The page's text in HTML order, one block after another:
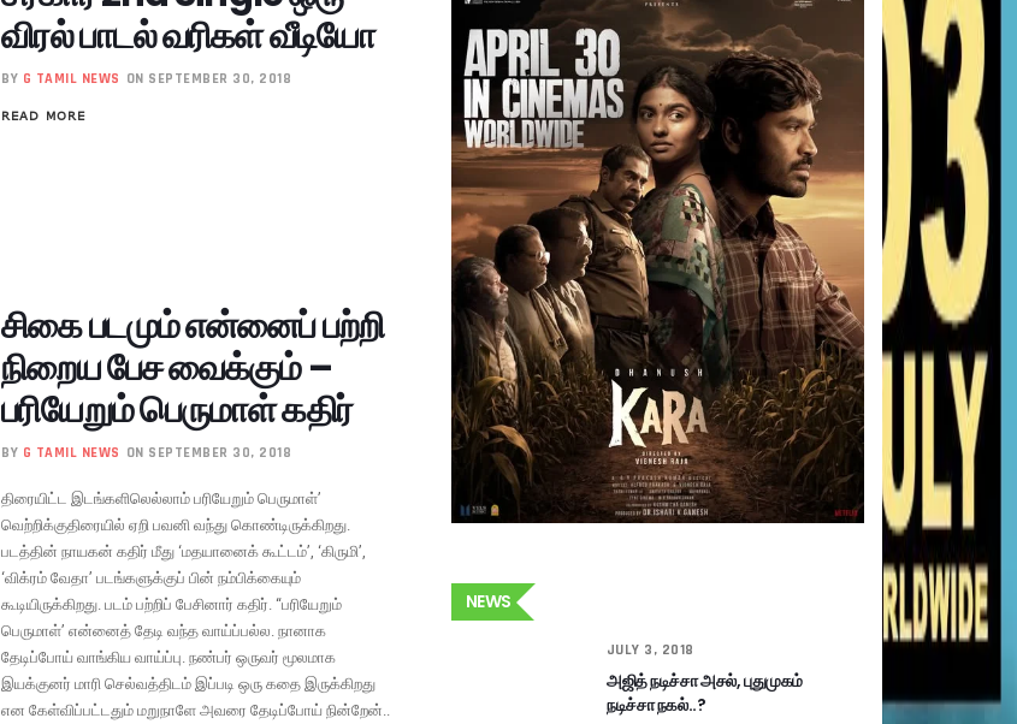
விரல் பாடல் வரிகள் வீடியோ
BY G TAMIL NEWS ON SEPTEMBER 30, 2018
READ MORE
சிகை படமும் என்னைப் பற்றி
நிறைய பேச வைக்கும் –
பரியேறும் பெருமாள் கதிர்
BY G TAMIL NEWS ON SEPTEMBER 30, 2018
திரையிட்ட இடங்களிலெல்லாம் பரியேறும் பெருமாள்’
வெற்றிக்குதிரையில் ஏறி பவனி வந்து கொண்டிருக்கிறது.
படத்தின் நாயகன் கதிர் மீது ‘மதயானைக் கூட்டம்’, ‘கிருமி’,
‘விக்ரம் வேதா’ படங்களுக்குப் பின் நம்பிக்கையும்
கூடியிருக்கிறது. படம் பற்றிப் பேசினார் கதிர். “பரியேறும்
பெருமாள்’ என்னைத் தேடி வந்த வாய்ப்பல்ல. நானாக
தேடிப்போய் வாங்கிய வாய்ப்பு. நண்பர் ஒருவர் மூலமாக
இயக்குனர் மாரி செல்வத்திடம் இப்படி ஒரு கதை இருக்கிறது
என கேள்விப்பட்டதும் மறுநாளே அவரை தேடிப்போய் நின்றேன்..
NEWS
JULY 3, 2018
அஜித் நடிச்சா அசல், புதுமுகம்
நடிச்சா நகல்..?